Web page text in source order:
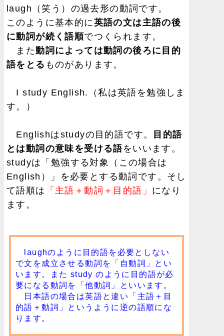
laugh（笑う）の過去形の動詞です。
このように基本的に 英語の文は主語の後
に動詞が続く語順でつくられます。
また動詞によっては動詞の後ろに目的
語をとる ものがあります。
I study English.（私は英語を勉強しま
す。）
Englishはstudyの目的語です。
目的語
とは動詞の意味を受ける語をいいます。
studyは「勉強する対象（この場合は
English）」を必要とする動詞です。そし
て語順は
「主語＋動詞＋目的語」 になり
ます。
laughのように目的語を必要としない
で文を成立させる動詞を「自動詞」とい
います。また study のように目的語が必
要になる動詞を「他動詞」といいます。
日本語の場合は英語と違い「主語＋目
的語＋動詞」というように逆の語順にな
ります。